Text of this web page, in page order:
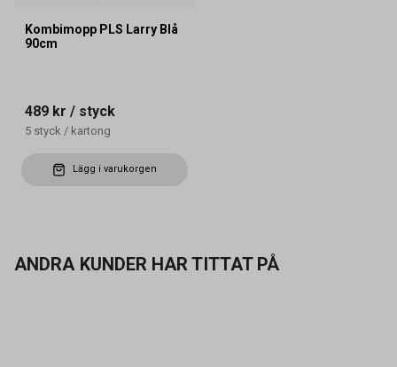
Kombimopp PLS Larry Blå
90cm
489 kr / styck
5 styck / kartong
Lägg i varukorgen
ANDRA KUNDER HAR TITTAT PÅ